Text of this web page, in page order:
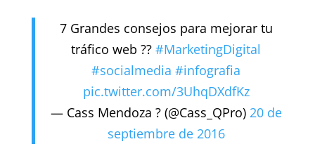
7 Grandes consejos para mejorar tu
tráfico web ??#MarketingDigital
#socialmedia #infografia
pic.twitter.com/3UhqDXdfKz
— Cass Mendoza ? (@Cass_QPro) 20 de
septiembre de 2016